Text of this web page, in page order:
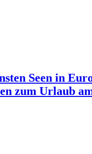
Seen in
zum Urlaub